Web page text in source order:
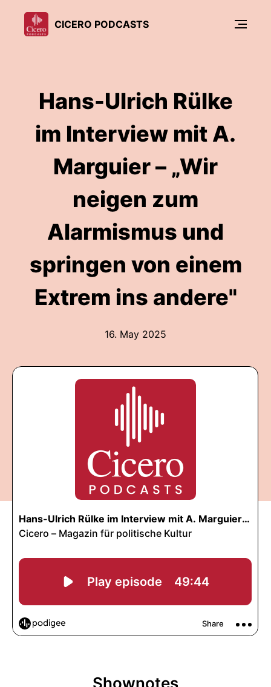
CICERO PODCASTS
Hans-Ulrich Rülke
im Interview mit A.
Marguier – „Wir
neigen zum
Alarmismus und
springen von einem
Extrem ins andere"
16. May 2025
Shownotes